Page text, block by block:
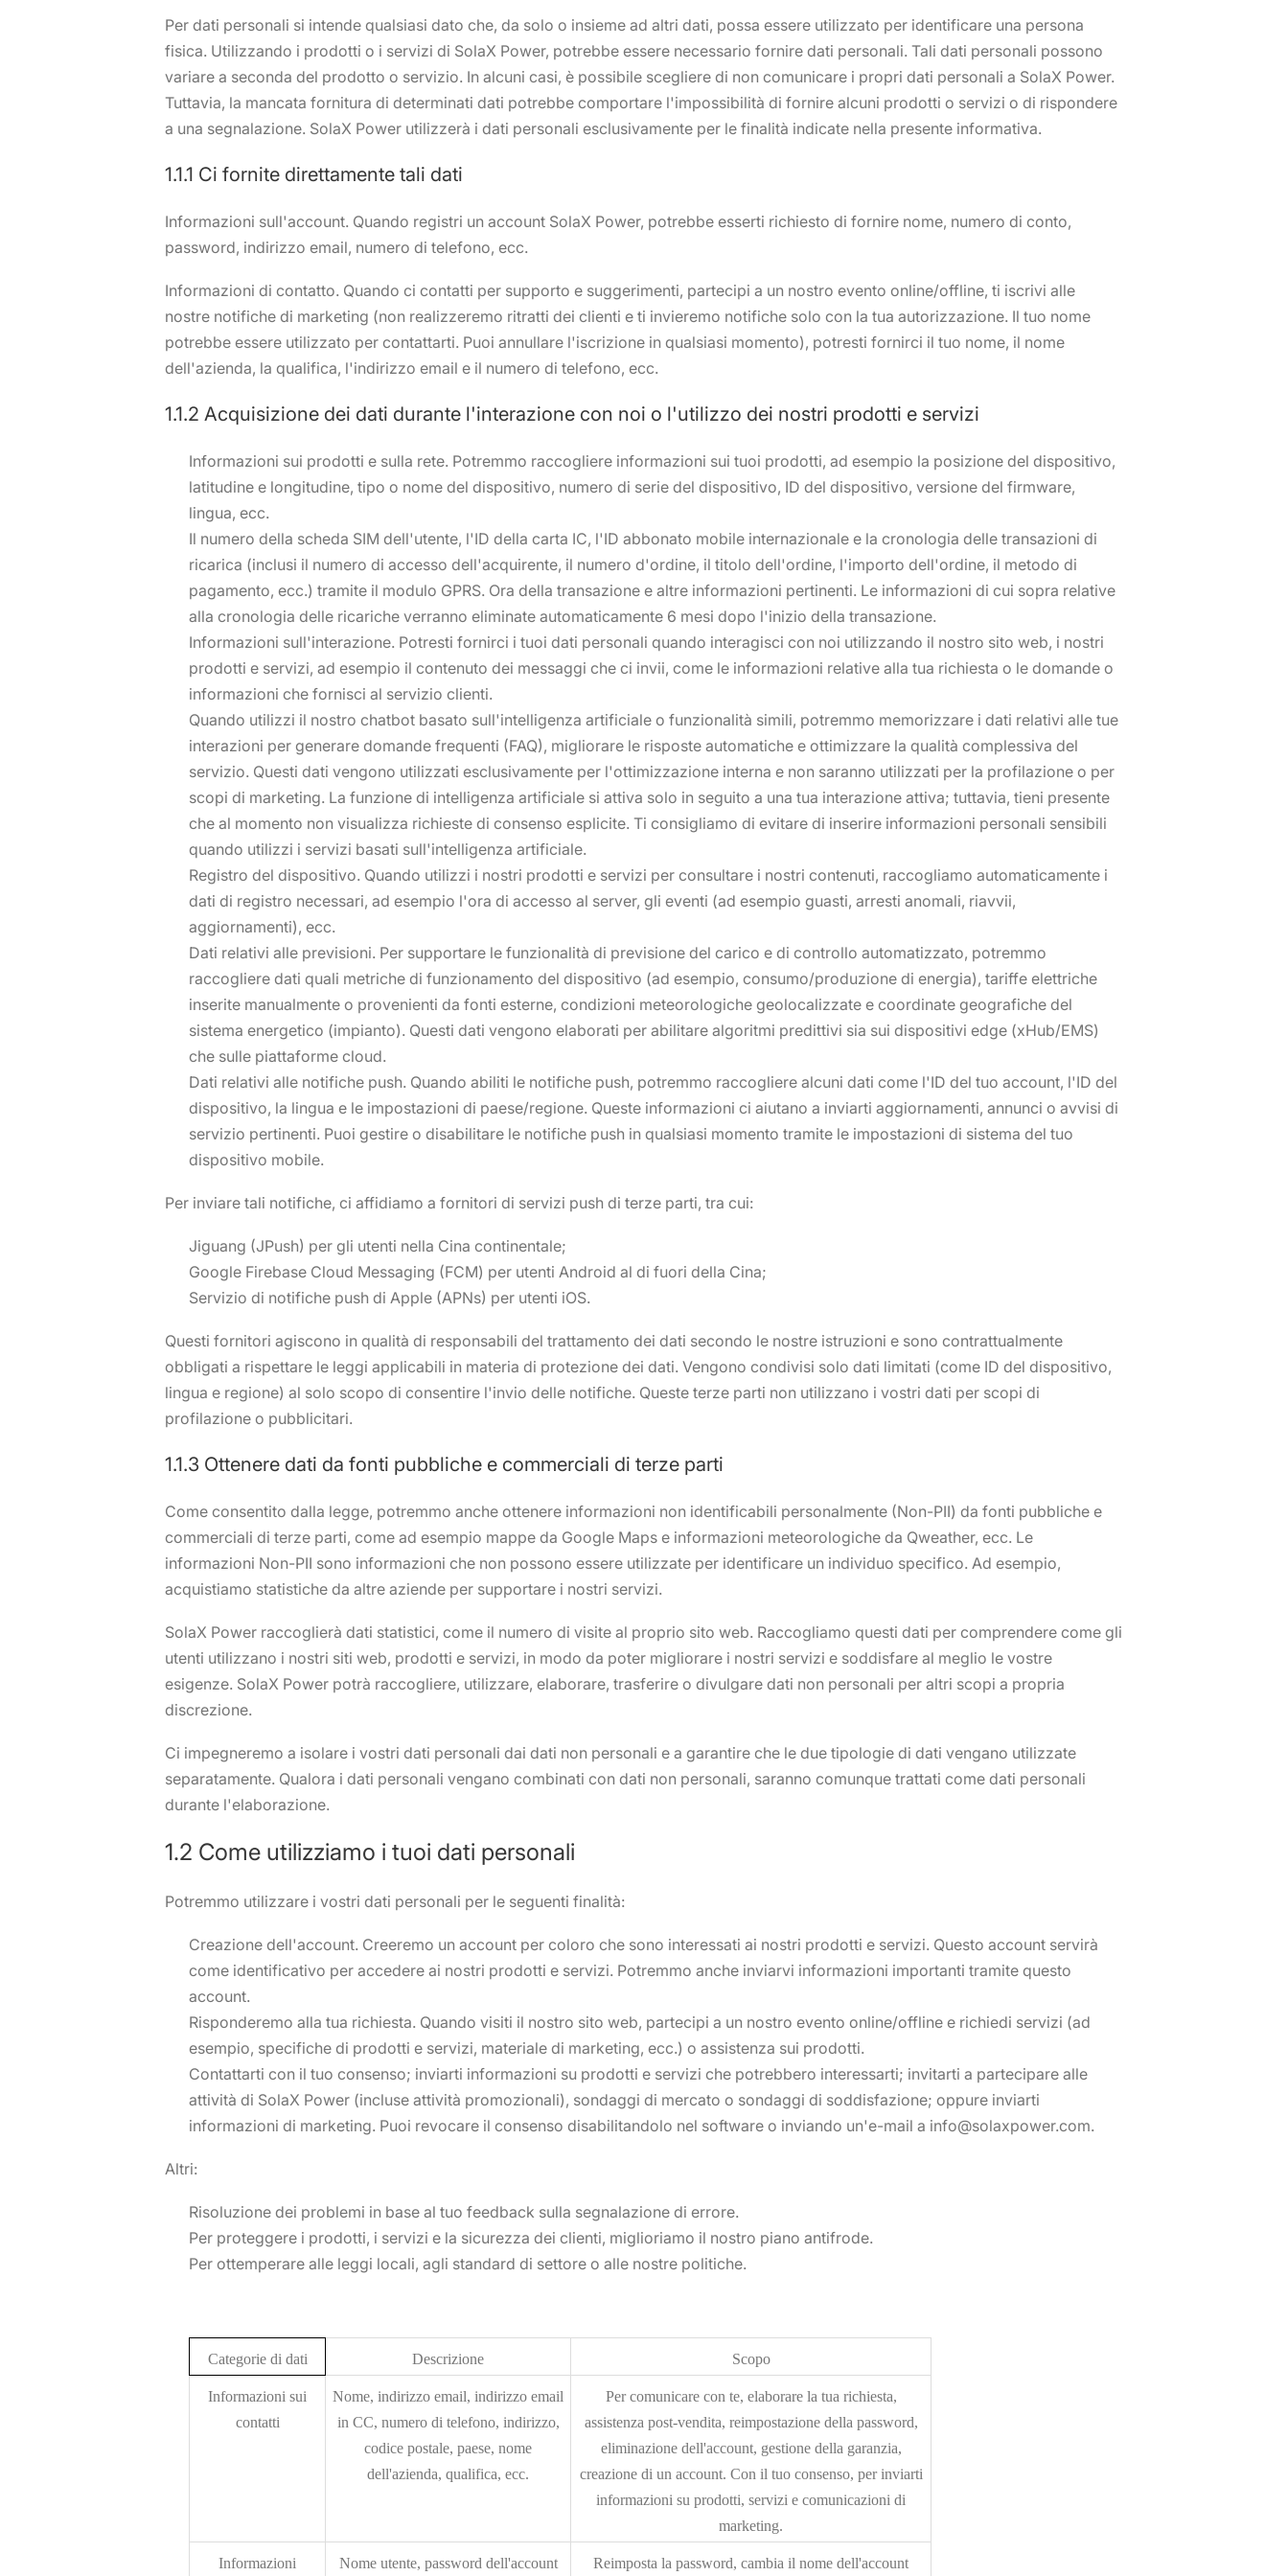
Per dati personali si intende qualsiasi dato che, da solo o insieme ad altri dati, possa essere utilizzato per identificare una persona
fisica. Utilizzando i prodotti o i servizi di SolaX Power, potrebbe essere necessario fornire dati personali. Tali dati personali possono
variare a seconda del prodotto o servizio. In alcuni casi, è possibile scegliere di non comunicare i propri dati personali a SolaX Power.
Tuttavia, la mancata fornitura di determinati dati potrebbe comportare l'impossibilità di fornire alcuni prodotti o servizi o di rispondere
a una segnalazione. SolaX Power utilizzerà i dati personali esclusivamente per le finalità indicate nella presente informativa.
1.1.1 Ci fornite direttamente tali dati
⁤Informazioni sull'account. Quando registri un account SolaX Power, potrebbe esserti richiesto di fornire nome, numero di conto,
password, indirizzo email, numero di telefono, ecc.
⁤Informazioni di contatto. Quando ci contatti per supporto e suggerimenti, partecipi a un nostro evento online/offline, ti iscrivi alle
nostre notifiche di marketing (non realizzeremo ritratti dei clienti e ti invieremo notifiche solo con la tua autorizzazione. Il tuo nome
potrebbe essere utilizzato per contattarti. Puoi annullare l'iscrizione in qualsiasi momento), potresti fornirci il tuo nome, il nome
dell'azienda, la qualifica, l'indirizzo email e il numero di telefono, ecc.
1.1.2 Acquisizione dei dati durante l'interazione con noi o l'utilizzo dei nostri prodotti e servizi
Informazioni sui prodotti e sulla rete. Potremmo raccogliere informazioni sui tuoi prodotti, ad esempio la posizione del dispositivo,
latitudine e longitudine, tipo o nome del dispositivo, numero di serie del dispositivo, ID del dispositivo, versione del firmware,
lingua, ecc.
Il numero della scheda SIM dell'utente, l'ID della carta IC, l'ID abbonato mobile internazionale e la cronologia delle transazioni di
ricarica (inclusi il numero di accesso dell'acquirente, il numero d'ordine, il titolo dell'ordine, l'importo dell'ordine, il metodo di
pagamento, ecc.) tramite il modulo GPRS. Ora della transazione e altre informazioni pertinenti. Le informazioni di cui sopra relative
alla cronologia delle ricariche verranno eliminate automaticamente 6 mesi dopo l'inizio della transazione.
Informazioni sull'interazione. Potresti fornirci i tuoi dati personali quando interagisci con noi utilizzando il nostro sito web, i nostri
prodotti e servizi, ad esempio il contenuto dei messaggi che ci invii, come le informazioni relative alla tua richiesta o le domande o
informazioni che fornisci al servizio clienti.
Quando utilizzi il nostro chatbot basato sull'intelligenza artificiale o funzionalità simili, potremmo memorizzare i dati relativi alle tue
interazioni per generare domande frequenti (FAQ), migliorare le risposte automatiche e ottimizzare la qualità complessiva del
servizio. Questi dati vengono utilizzati esclusivamente per l'ottimizzazione interna e non saranno utilizzati per la profilazione o per
scopi di marketing. La funzione di intelligenza artificiale si attiva solo in seguito a una tua interazione attiva; tuttavia, tieni presente
che al momento non visualizza richieste di consenso esplicite. Ti consigliamo di evitare di inserire informazioni personali sensibili
quando utilizzi i servizi basati sull'intelligenza artificiale.
Registro del dispositivo. Quando utilizzi i nostri prodotti e servizi per consultare i nostri contenuti, raccogliamo automaticamente i
dati di registro necessari, ad esempio l'ora di accesso al server, gli eventi (ad esempio guasti, arresti anomali, riavvii,
aggiornamenti), ecc.
Dati relativi alle previsioni. Per supportare le funzionalità di previsione del carico e di controllo automatizzato, potremmo
raccogliere dati quali metriche di funzionamento del dispositivo (ad esempio, consumo/produzione di energia), tariffe elettriche
inserite manualmente o provenienti da fonti esterne, condizioni meteorologiche geolocalizzate e coordinate geografiche del
sistema energetico (impianto). Questi dati vengono elaborati per abilitare algoritmi predittivi sia sui dispositivi edge (xHub/EMS)
che sulle piattaforme cloud.
Dati relativi alle notifiche push. Quando abiliti le notifiche push, potremmo raccogliere alcuni dati come l'ID del tuo account, l'ID del
dispositivo, la lingua e le impostazioni di paese/regione. Queste informazioni ci aiutano a inviarti aggiornamenti, annunci o avvisi di
servizio pertinenti. Puoi gestire o disabilitare le notifiche push in qualsiasi momento tramite le impostazioni di sistema del tuo
dispositivo mobile.
Per inviare tali notifiche, ci affidiamo a fornitori di servizi push di terze parti, tra cui:
Jiguang (JPush) per gli utenti nella Cina continentale;
Google Firebase Cloud Messaging (FCM) per utenti Android al di fuori della Cina;
Servizio di notifiche push di Apple (APNs) per utenti iOS.
Questi fornitori agiscono in qualità di responsabili del trattamento dei dati secondo le nostre istruzioni e sono contrattualmente
obbligati a rispettare le leggi applicabili in materia di protezione dei dati. Vengono condivisi solo dati limitati (come ID del dispositivo,
lingua e regione) al solo scopo di consentire l'invio delle notifiche. Queste terze parti non utilizzano i vostri dati per scopi di
profilazione o pubblicitari.
1.1.3 Ottenere dati da fonti pubbliche e commerciali di terze parti
Come consentito dalla legge, potremmo anche ottenere informazioni non identificabili personalmente (Non-PII) da fonti pubbliche e
commerciali di terze parti, come ad esempio mappe da Google Maps e informazioni meteorologiche da Qweather, ecc. Le
informazioni Non-PII sono informazioni che non possono essere utilizzate per identificare un individuo specifico. Ad esempio,
acquistiamo statistiche da altre aziende per supportare i nostri servizi.
SolaX Power raccoglierà dati statistici, come il numero di visite al proprio sito web. Raccogliamo questi dati per comprendere come gli
utenti utilizzano i nostri siti web, prodotti e servizi, in modo da poter migliorare i nostri servizi e soddisfare al meglio le vostre
esigenze. SolaX Power potrà raccogliere, utilizzare, elaborare, trasferire o divulgare dati non personali per altri scopi a propria
discrezione.
Ci impegneremo a isolare i vostri dati personali dai dati non personali e a garantire che le due tipologie di dati vengano utilizzate
separatamente. Qualora i dati personali vengano combinati con dati non personali, saranno comunque trattati come dati personali
durante l'elaborazione.
1.2 Come utilizziamo i tuoi dati personali
Potremmo utilizzare i vostri dati personali per le seguenti finalità:
Creazione dell'account. Creeremo un account per coloro che sono interessati ai nostri prodotti e servizi. Questo account servirà
come identificativo per accedere ai nostri prodotti e servizi. Potremmo anche inviarvi informazioni importanti tramite questo
account.
Risponderemo alla tua richiesta. Quando visiti il nostro sito web, partecipi a un nostro evento online/offline e richiedi servizi (ad
esempio, specifiche di prodotti e servizi, materiale di marketing, ecc.) o assistenza sui prodotti.
Contattarti con il tuo consenso; inviarti informazioni su prodotti e servizi che potrebbero interessarti; invitarti a partecipare alle
attività di SolaX Power (incluse attività promozionali), sondaggi di mercato o sondaggi di soddisfazione; oppure inviarti
informazioni di marketing. Puoi revocare il consenso disabilitandolo nel software o inviando un'e-mail a info@solaxpower.com.
Altri:
Risoluzione dei problemi in base al tuo feedback sulla segnalazione di errore.
Per proteggere i prodotti, i servizi e la sicurezza dei clienti, miglioriamo il nostro piano antifrode.
Per ottemperare alle leggi locali, agli standard di settore o alle nostre politiche.
Categorie di dati Descrizione Scopo
Informazioni sui
contatti
Nome, indirizzo email, indirizzo email
in CC, numero di telefono, indirizzo,
codice postale, paese, nome
dell'azienda, qualifica, ecc.
Per comunicare con te, elaborare la tua richiesta,
assistenza post-vendita, reimpostazione della password,
eliminazione dell'account, gestione della garanzia,
creazione di un account. Con il tuo consenso, per inviarti
informazioni su prodotti, servizi e comunicazioni di
marketing.
Informazioni Nome utente, password dell'account Reimposta la password, cambia il nome dell'account